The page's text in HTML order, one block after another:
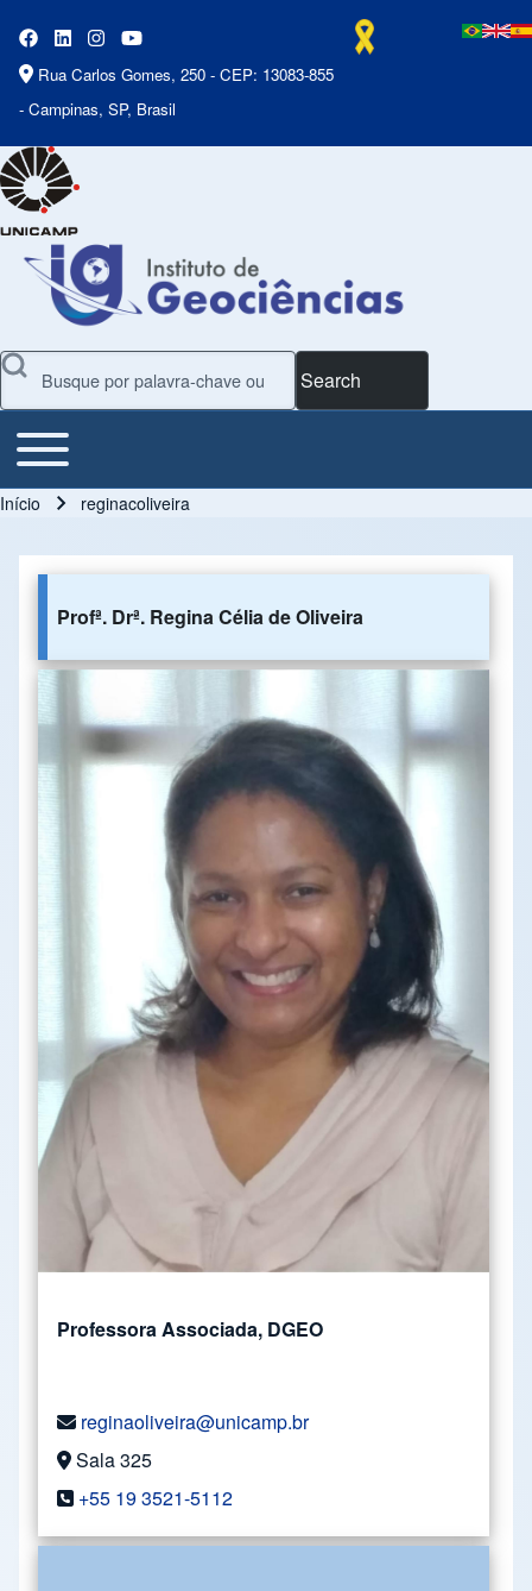
Rua Carlos Gomes, 250 - CEP: 13083-855
- Campinas, SP, Brasil
Search
Main Menu
Toggle main menu
Início reginacoliveira
Profª. Drª. Regina Célia de Oliveira
Professora Associada, DGEO
reginaoliveira@unicamp.br
Sala 325
+55 19 3521-5112